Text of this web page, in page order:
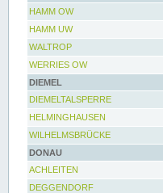
HAMM OW
HAMM UW
WALTROP
WERRIES OW
DIEMEL
DIEMELTALSPERRE
HELMINGHAUSEN
WILHELMSBRÜCKE
DONAU
ACHLEITEN
DEGGENDORF